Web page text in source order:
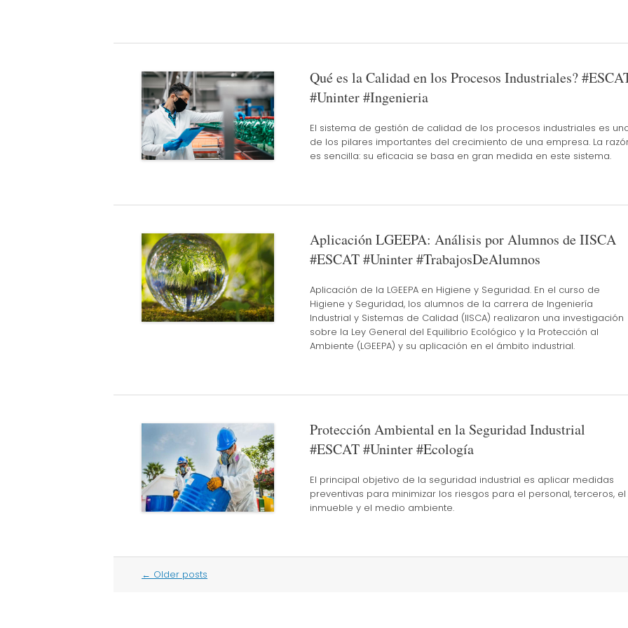
Qué es la Calidad en los Procesos Industriales?
#Uninter #Ingenieria
El sistema de gestión de calidad de los procesos industriales es
de los pilares importantes del crecimiento de una empresa. La
es sencilla: su eficacia se basa en gran medida en este sistema.
Aplicación LGEEPA: Análisis por Alumnos de IISCA
#ESCAT #Uninter #TrabajosDeAlumnos
Aplicación de la LGEEPA en Higiene y Seguridad. En el curso de
Higiene y Seguridad, los alumnos de la carrera de Ingeniería
Industrial y Sistemas de Calidad (IISCA) realizaron una investigación
sobre la Ley General del Equilibrio Ecológico y la Protección al
Ambiente (LGEEPA) y su aplicación en el ámbito industrial.
Protección Ambiental en la Seguridad Industrial
#ESCAT #Uninter #Ecología
El principal objetivo de la seguridad industrial es aplicar medidas
preventivas para minimizar los riesgos para el personal, terceros, el
inmueble y el medio ambiente.
Post
← Older posts